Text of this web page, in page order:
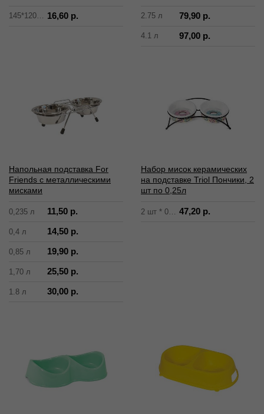
145*120*120мм 16,60 р. 2.75 л 79,90 р.
4.1 л 97,00 р.
Hапольная подставка For
Friends с металлическими
мисками
0,235 л 11,50 р.
0,4 л 14,50 р.
0,85 л 19,90 р.
1,70 л 25,50 р.
1.8 л 30,00 р.
Набор мисок керамических
на подставке Triol Пончики, 2
шт по 0,25л
47,20 р.